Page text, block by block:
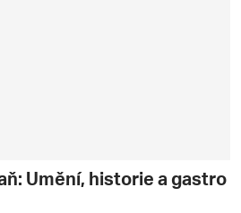
Umění, historie a gastro